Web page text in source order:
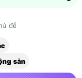
đề
sản